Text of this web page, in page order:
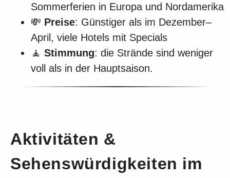
Sommerferien in Europa und Nordamerika
💸 Preise: Günstiger als im Dezember–
April, viele Hotels mit Specials
🧘 Stimmung: die Strände sind weniger
voll als in der Hauptsaison.
Aktivitäten &
Sehenswürdigkeiten im